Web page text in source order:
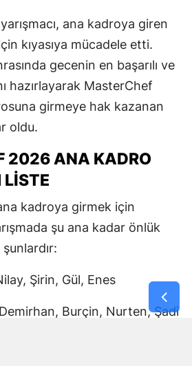
ana kadroya giren
kıyasıya mücadele etti.
gecenin en başarılı ve
hazırlayarak MasterChef
girmeye hak kazanan
oldu.
2026 ANA KADRO
LİSTE
kadroya girmek için
şu ana kadar önlük
Şirin, Gül, Enes
Burçin, Nurten, Şadi